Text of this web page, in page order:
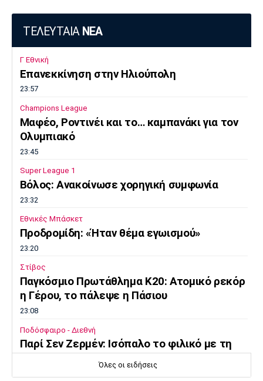
ΤΕΛΕΥΤΑΙΑ ΝΕΑ
Γ Εθνική
Επανεκκίνηση στην Ηλιούπολη
23:57
Champions League
Μαφέο, Ροντινέι και το… καμπανάκι για τον
Ολυμπιακό
23:45
Super League 1
Βόλος: Ανακοίνωσε χορηγική συμφωνία
23:32
Εθνικές Μπάσκετ
Προδρομίδη: «Ήταν θέμα εγωισμού»
23:20
Στίβος
Παγκόσμιο Πρωτάθλημα Κ20: Ατομικό ρεκόρ
η Γέρου, το πάλεψε η Πάσιου
23:08
Ποδόσφαιρο - Διεθνή
Παρί Σεν Ζερμέν: Ισόπαλο το φιλικό με τη
Μάντσεστερ Γιουνάιτεντ
Όλες οι ειδήσεις